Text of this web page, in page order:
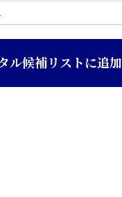
ル候補リストに追加